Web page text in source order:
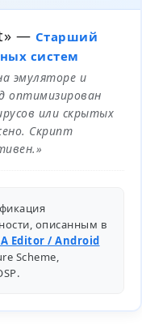
— Старший
систем
эмуляторе и
оптимизирован
или скрытых
Скрипт
описанным в
Editor / Android
Scheme,
.